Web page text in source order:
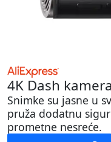
4K Dash
Snimke su jasne u
pruža dodatnu
prometne nesreće.